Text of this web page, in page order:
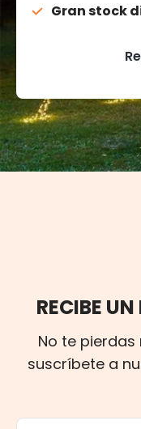
Gran stock
RECIBE
No te
suscríbete a